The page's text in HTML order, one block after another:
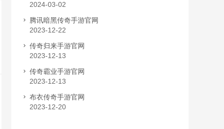
2024-03-02
腾讯暗黑传奇手游官网
2023-12-22
传奇归来手游官网
2023-12-13
传奇霸业手游官网
2023-12-13
布衣传奇手游官网
2023-12-20